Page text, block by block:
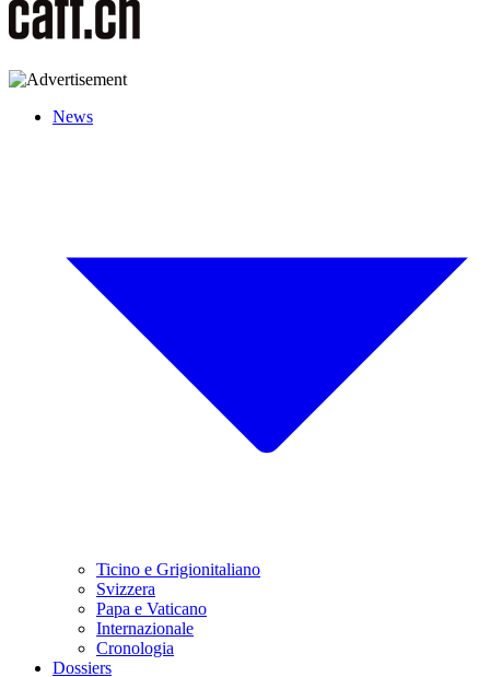
News
Ticino e Grigionitaliano
Svizzera
Papa e Vaticano
Internazionale
Cronologia
Dossiers